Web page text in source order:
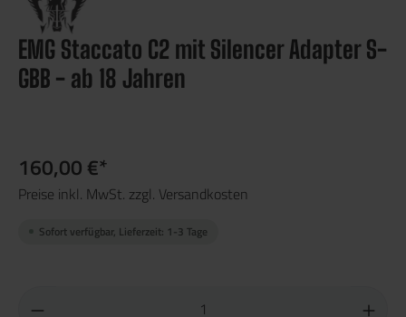
EMG Staccato C2 mit Silencer Adapter S-
GBB - ab 18 Jahren
160,00 €*
Preise inkl. MwSt. zzgl. Versandkosten
Sofort verfügbar, Lieferzeit: 1-3 Tage